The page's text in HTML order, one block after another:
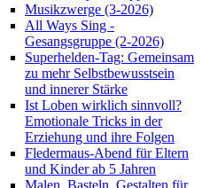
Musikzwerge (3-2026)
All Ways Sing -
Gesangsgruppe (2-2026)
Superhelden-Tag: Gemeinsam
zu mehr Selbstbewusstsein
und innerer Stärke
Ist Loben wirklich sinnvoll?
Emotionale Tricks in der
Erziehung und ihre Folgen
Fledermaus-Abend für Eltern
und Kinder ab 5 Jahren
Malen, Basteln, Gestalten für